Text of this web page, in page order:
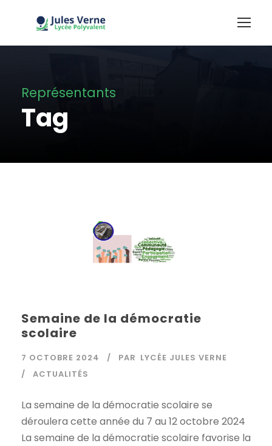
Représentants
Tag
Semaine de la démocratie
scolaire
7 OCTOBRE 2024 PAR LYCÉE JULES VERNE
ACTUALITÉS
La semaine de la démocratie scolaire se
déroulera cette année du 7 au 12 octobre 2024
La semaine de la démocratie scolaire favorise la